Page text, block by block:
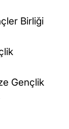
Birliği
Gençlik